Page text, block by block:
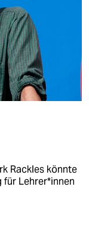
Rackles könnte
Leh­re­r*in­nen